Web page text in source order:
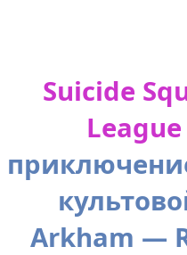
Suicide
League
Arkham —